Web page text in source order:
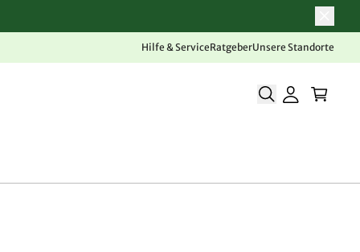
Hilfe & ServiceRatgeberUnsere Standorte